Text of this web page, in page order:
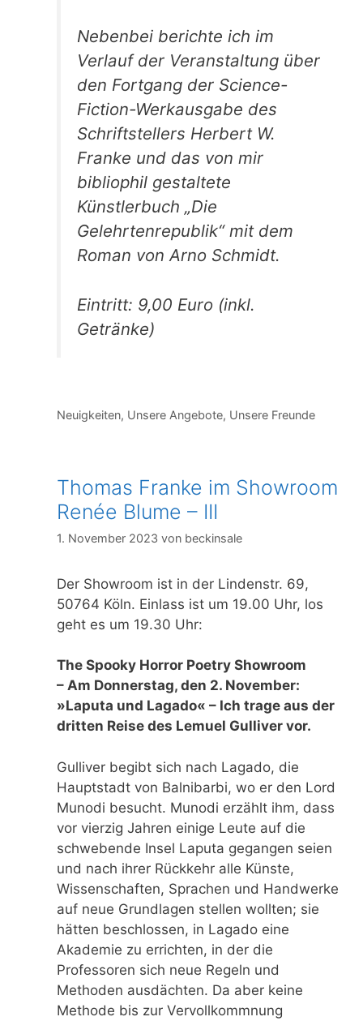
Nebenbei berichte ich im
Verlauf der Veranstaltung über
den Fortgang der Science-
Fiction-Werkausgabe des
Schriftstellers Herbert W.
Franke und das von mir
bibliophil gestaltete
Künstlerbuch „Die
Gelehrtenrepublik“ mit dem
Roman von Arno Schmidt.
Eintritt: 9,00 Euro (inkl.
Getränke)
Kategorien
Neuigkeiten, Unsere Angebote, Unsere Freunde
Thomas Franke im Showroom
Renée Blume – III
1. November 2023 von beckinsale
Der Showroom ist in der Lindenstr. 69,
50764 Köln. Einlass ist um 19.00 Uhr, los
geht es um 19.30 Uhr:
The Spooky Horror Poetry Showroom
– Am Donnerstag, den 2. November:
»Laputa und Lagado« – Ich trage aus der
dritten Reise des Lemuel Gulliver vor.
Gulliver begibt sich nach Lagado, die
Hauptstadt von Balnibarbi, wo er den Lord
Munodi besucht. Munodi erzählt ihm, dass
vor vierzig Jahren einige Leute auf die
schwebende Insel Laputa gegangen seien
und nach ihrer Rückkehr alle Künste,
Wissenschaften, Sprachen und Handwerke
auf neue Grundlagen stellen wollten; sie
hätten beschlossen, in Lagado eine
Akademie zu errichten, in der die
Professoren sich neue Regeln und
Methoden ausdächten. Da aber keine
Methode bis zur Vervollkommnung